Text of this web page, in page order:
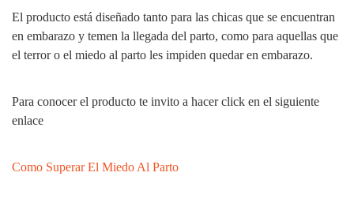
El producto está diseñado tanto para las chicas que se encuentran
en embarazo y temen la llegada del parto, como para aquellas que
el terror o el miedo al parto les impiden quedar en embarazo.
Para conocer el producto te invito a hacer click en el siguiente
enlace
Como Superar El Miedo Al Parto